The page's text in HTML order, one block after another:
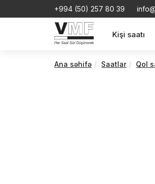
+994 (50) 257 80 39
Kişi saatı
Ana səhifə Saatlar Qol